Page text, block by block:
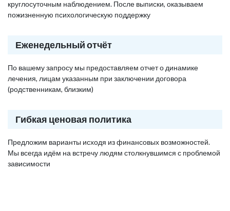
круглосуточным наблюдением. После выписки, оказываем
пожизненную психологическую поддержку
Еженедельный отчёт
По вашему запросу мы предоставляем отчет о динамике
лечения, лицам указанным при заключении договора
(родственникам, близким)
Гибкая ценовая политика
Предложим варианты исходя из финансовых возможностей.
Мы всегда идём на встречу людям столкнувшимся с проблемой
зависимости